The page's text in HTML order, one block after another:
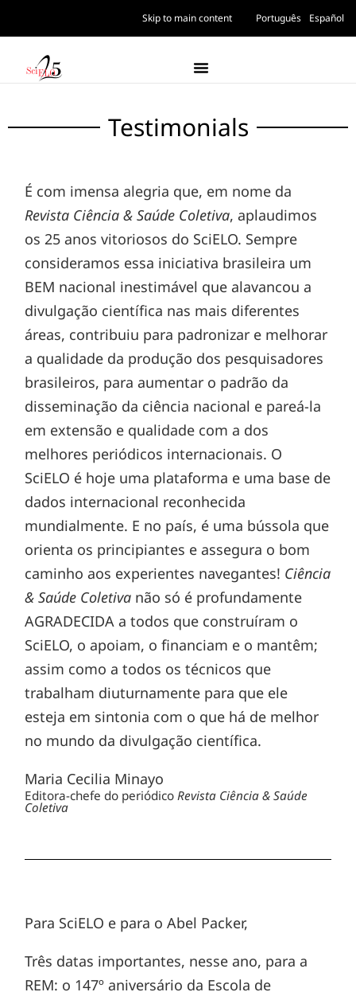
Skip to main content Português Español
Testimonials
É com imensa alegria que, em nome da
Revista Ciência & Saúde Coletiva, aplaudimos
os 25 anos vitoriosos do SciELO. Sempre
consideramos essa iniciativa brasileira um
BEM nacional inestimável que alavancou a
divulgação científica nas mais diferentes
áreas, contribuiu para padronizar e melhorar
a qualidade da produção dos pesquisadores
brasileiros, para aumentar o padrão da
disseminação da ciência nacional e pareá-la
em extensão e qualidade com a dos
melhores periódicos internacionais. O
SciELO é hoje uma plataforma e uma base de
dados internacional reconhecida
mundialmente. E no país, é uma bússola que
orienta os principiantes e assegura o bom
caminho aos experientes navegantes! Ciência
& Saúde Coletiva não só é profundamente
AGRADECIDA a todos que construíram o
SciELO, o apoiam, o financiam e o mantêm;
assim como a todos os técnicos que
trabalham diuturnamente para que ele
esteja em sintonia com o que há de melhor
no mundo da divulgação científica.
Maria Cecilia Minayo
Editora-chefe do periódicoRevista Ciência & Saúde
Coletiva
Para SciELO e para o Abel Packer,
Três datas importantes, nesse ano, para a
REM: o 147º aniversário da Escola de